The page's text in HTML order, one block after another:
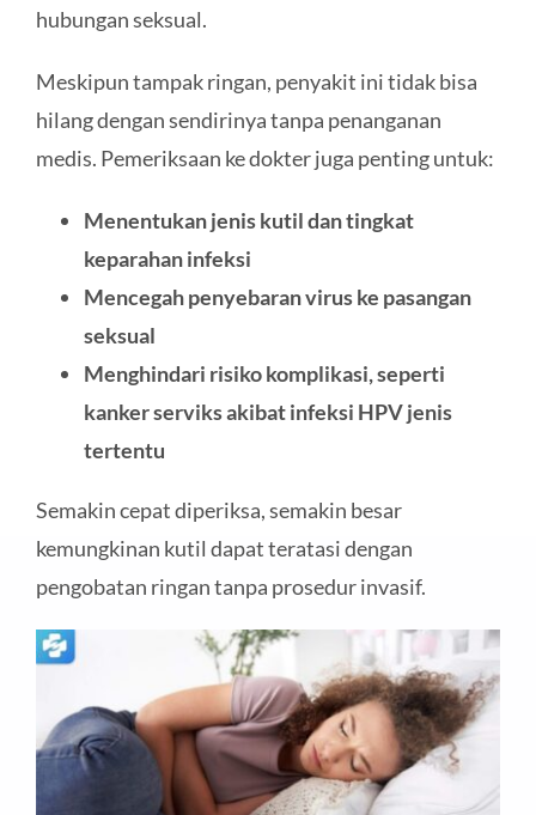
hubungan seksual.
Meskipun tampak ringan, penyakit ini tidak bisa
hilang dengan sendirinya tanpa penanganan
medis. Pemeriksaan ke dokter juga penting untuk:
Menentukan jenis kutil dan tingkat
keparahan infeksi
Mencegah penyebaran virus ke pasangan
seksual
Menghindari risiko komplikasi, seperti
kanker serviks akibat infeksi HPV jenis
tertentu
Semakin cepat diperiksa, semakin besar
kemungkinan kutil dapat teratasi dengan
pengobatan ringan tanpa prosedur invasif.